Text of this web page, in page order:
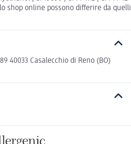
shop online possono differire da quelli
40033 Casalecchio di Reno (BO)